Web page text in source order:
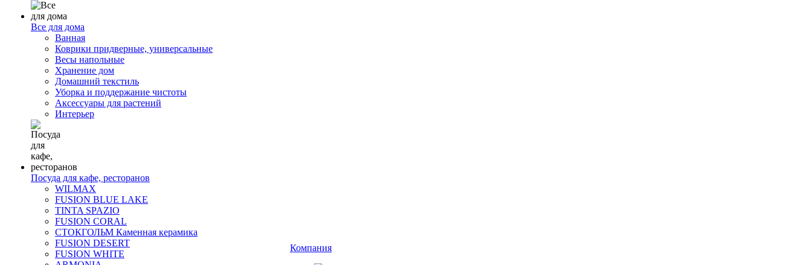
Все для дома
Ванная
Коврики придверные, универсальные
Весы напольные
Хранение дом
Домашний текстиль
Уборка и поддержание чистоты
Аксессуары для растений
Интерьер
Посуда для кафе, ресторанов
WILMAX
FUSION BLUE LAKE
TINTA SPAZIO
FUSION CORAL
СТОКГОЛЬМ Каменная керамика
FUSION DESERT
FUSION WHITE
Компания